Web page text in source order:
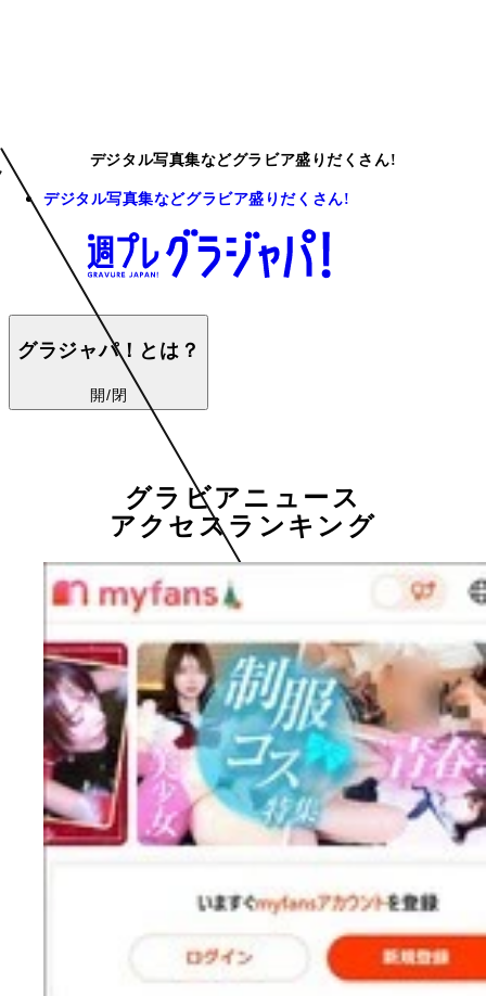
デジタル写真集などグラビア盛りだくさん!
デジタル写真集などグラビア盛りだくさん!
グラジャパ！とは？
開/閉
グラビアニュース
アクセスランキング